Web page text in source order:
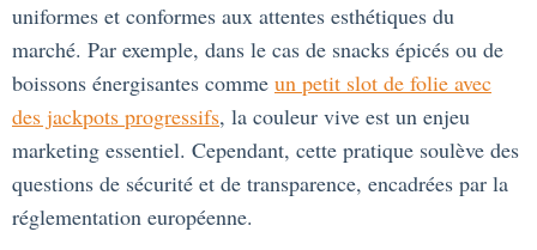
uniformes et conformes aux attentes esthétiques du
marché. Par exemple, dans le cas de snacks épicés ou de
boissons énergisantes comme un petit slot de folie avec
des jackpots progressifs, la couleur vive est un enjeu
marketing essentiel. Cependant, cette pratique soulève des
questions de sécurité et de transparence, encadrées par la
réglementation européenne.